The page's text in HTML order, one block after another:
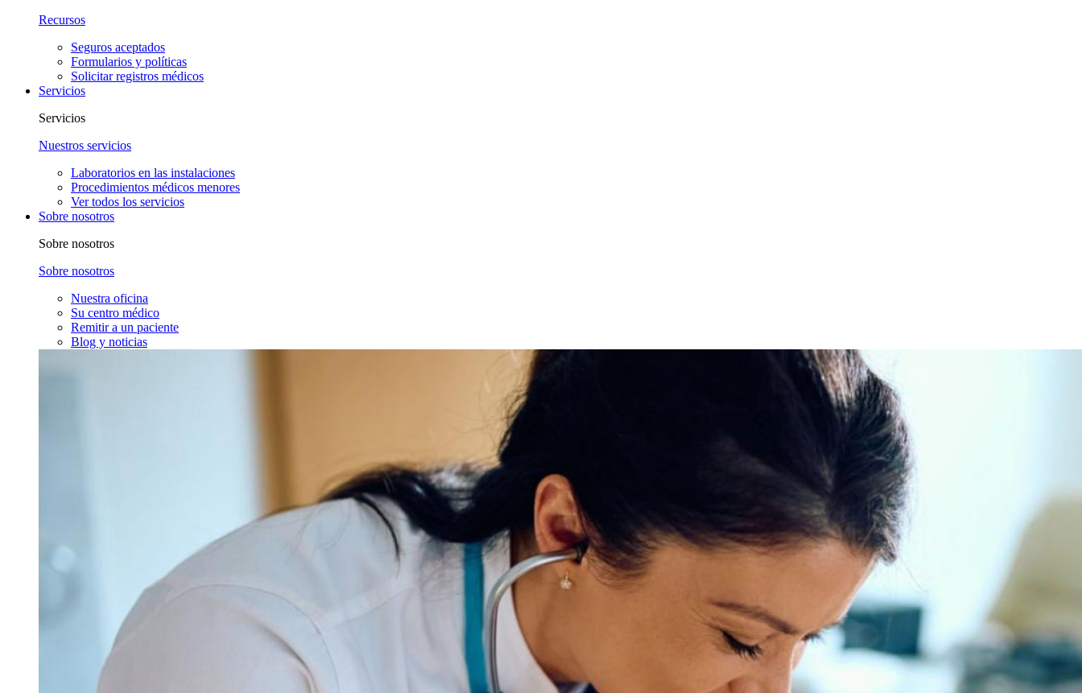
Recursos
Seguros aceptados
Formularios y políticas
Solicitar registros médicos
Servicios
Servicios
Nuestros servicios
Laboratorios en las instalaciones
Procedimientos médicos menores
Ver todos los servicios
Sobre nosotros
Sobre nosotros
Sobre nosotros
Nuestra oficina
Su centro médico
Remitir a un paciente
Blog y noticias